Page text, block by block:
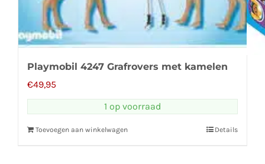
Playmobil 4247 Grafrovers met kamelen
€49,95
1 op voorraad
Toevoegen aan winkelwagen Details